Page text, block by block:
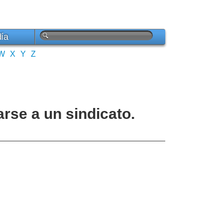
X Y Z
a un sindicato.